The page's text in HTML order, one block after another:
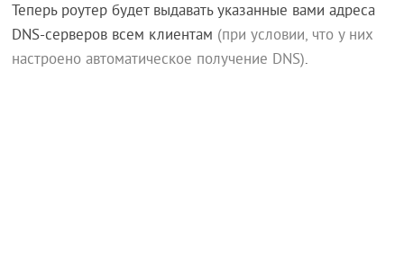
Теперь роутер будет выдавать указанные вами адреса
DNS-серверов всем клиентам (при условии, что у них
настроено автоматическое получение DNS).